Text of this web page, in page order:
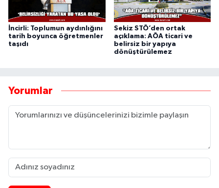
İncirli: Toplumun aydınlığını
tarih boyunca öğretmenler
taşıdı
Sekiz STÖ’den ortak
açıklama: AÖA ticari ve
belirsiz bir yapıya
dönüştürülemez
Yorumlar